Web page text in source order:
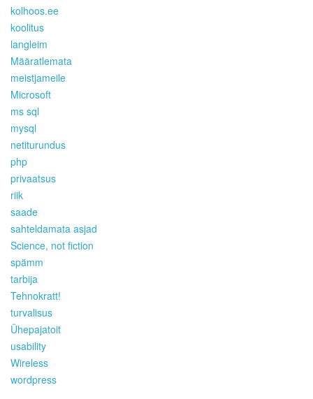
kolhoos.ee
koolitus
langleim
Määratlemata
meistjameile
Microsoft
ms sql
mysql
netiturundus
php
privaatsus
riik
saade
sahteldamata asjad
Science, not fiction
spämm
tarbija
Tehnokratt!
turvalisus
Ühepajatoit
usability
Wireless
wordpress